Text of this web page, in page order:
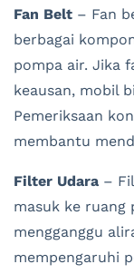
Fan Belt – Fan
berbagai
pompa air. Jika
keausan, mobil
Pemeriksaan
membantu
Filter Udara –
masuk ke ruang
mengganggu
mempengaruhi